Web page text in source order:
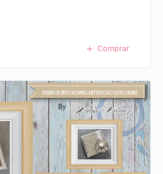
Comprar